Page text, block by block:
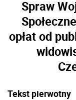
Spraw
opłat od
Tekst pierwotny